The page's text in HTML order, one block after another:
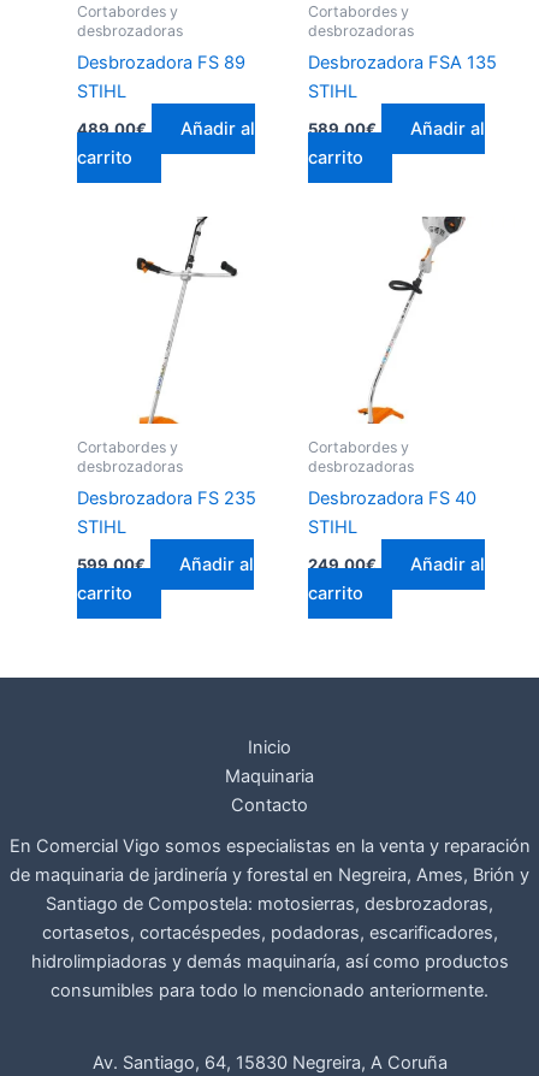
Cortabordes y
desbrozadoras
Desbrozadora FS 89
STIHL
489,00€
Añadir al
carrito
Cortabordes y
desbrozadoras
Desbrozadora FSA 135
STIHL
589,00€
Añadir al
carrito
Cortabordes y
desbrozadoras
Desbrozadora FS 235
STIHL
599,00€
Añadir al
carrito
Cortabordes y
desbrozadoras
Desbrozadora FS 40
STIHL
249,00€
Añadir al
carrito
Inicio
Maquinaria
Contacto
En Comercial Vigo somos especialistas en la venta y reparación
de maquinaria de jardinería y forestal en Negreira, Ames, Brión y
Santiago de Compostela: motosierras, desbrozadoras,
cortasetos, cortacéspedes, podadoras, escarificadores,
hidrolimpiadoras y demás maquinaría, así como productos
consumibles para todo lo mencionado anteriormente.
Av. Santiago, 64, 15830 Negreira, A Coruña